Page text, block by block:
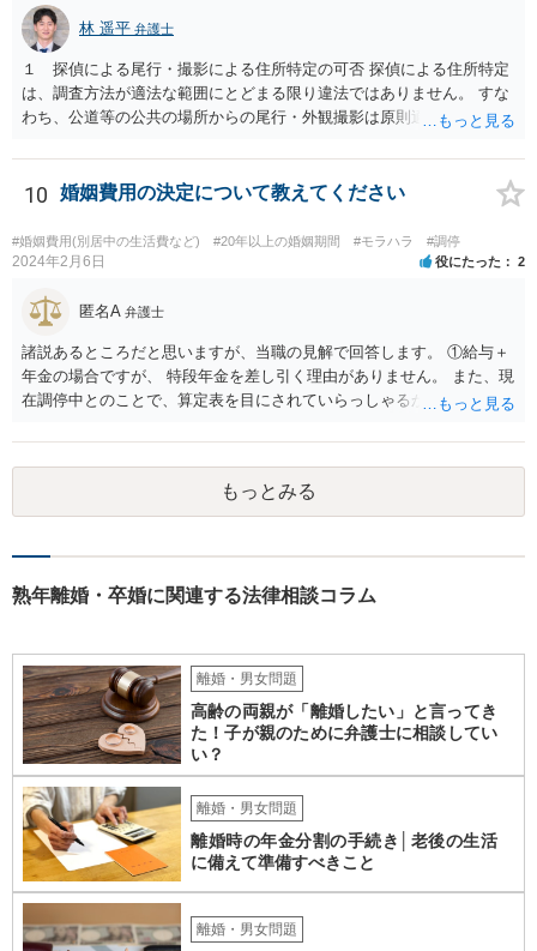
円なら、５年と少し婚姻費用を貰い続ければ 婚姻費用だけでも２００
万円になりますので、早めに近所の弁護士に相談に行って対応につい
てアドバイスを受けてみましょう。
林 遥平 弁護士
１ 探偵による尾行・撮影による住所特定の可否 探偵による住所特定
は、調査方法が適法な範囲にとどまる限り違法ではありません。 すな
わち、公道等の公共の場所からの尾行・外観撮影は原則適法であり、
への侵害行為は違法の可能性があります。したがって、夫が相手女性
と会う約束を取り付け、探偵が公道上から尾行・撮影して住所を割り
出す方法は、手段が適法であれば問題ありません。 ２ 相手女性が既
婚者であった場合の夫への慰謝料請求の可能性 相手女性が既婚である
場合、その配偶者は、夫と相手女性の双方に対して不貞行為に基づく
の事情があれば、過失の有無や慰謝料額に影響します。 ・相手女性が
独身であると虚偽申告していた ・夫が既婚と知らなかったことに合理
的理由がある もっとも、相手女性が既婚であることを容易に確認でき
たにもかかわらず漫然と関係を続けた場合は、夫の過失が認められ、
慰謝料（50～150万円程度？）が発生し得ます。
10 婚姻費用の決定について教えてください
#婚姻費用(別居中の生活費など) #20年以上の婚姻期間 #モラハラ #調停
2024年2月6日 役にたった 2
匿名A 弁護士
諸説あるところだと思いますが、当職の見解で回答します。 ①給与＋
年金の場合ですが、 特段年金を差し引く理由がありません。 また、現
在調停中とのことで、算定表を目にされていらっしゃるかと思いま
与の場合、就労するために必要だとされる経費を控除しています。 年
金の場合は、この控除をする必要がありませんので、 詳しい計算式は
割愛しますが、 単純な足し算をした部分の表よりも多い金額が妥当と
いうことになります。 ②婚姻費用は相当額の半分10万円しか出さない
ば審判となりますが、 相手方の根拠のない主張に沿ったものになると
もっとみる
熟年離婚・卒婚に関連する法律相談コラム
離婚・男女問題
高齢の両親が「離婚したい」と言ってき
た！子が親のために弁護士に相談してい
い？
離婚・男女問題
離婚時の年金分割の手続き│老後の生活
に備えて準備すべきこと
離婚・男女問題